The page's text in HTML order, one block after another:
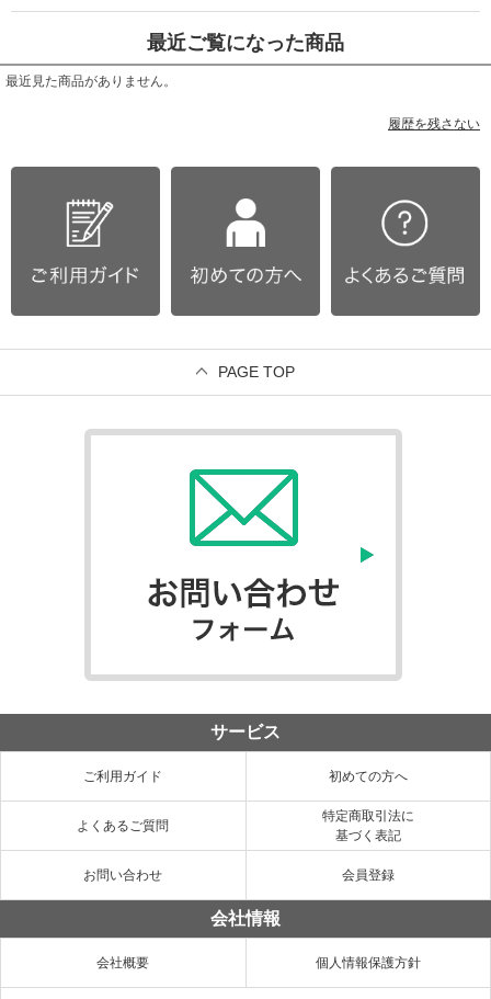
最近ご覧になった商品
最近見た商品がありません。
履歴を残さない
PAGE TOP
サービス
ご利用ガイド 初めての方へ
よくあるご質問
特定商取引法に
基づく表記
お問い合わせ 会員登録
会社情報
会社概要 個人情報保護方針